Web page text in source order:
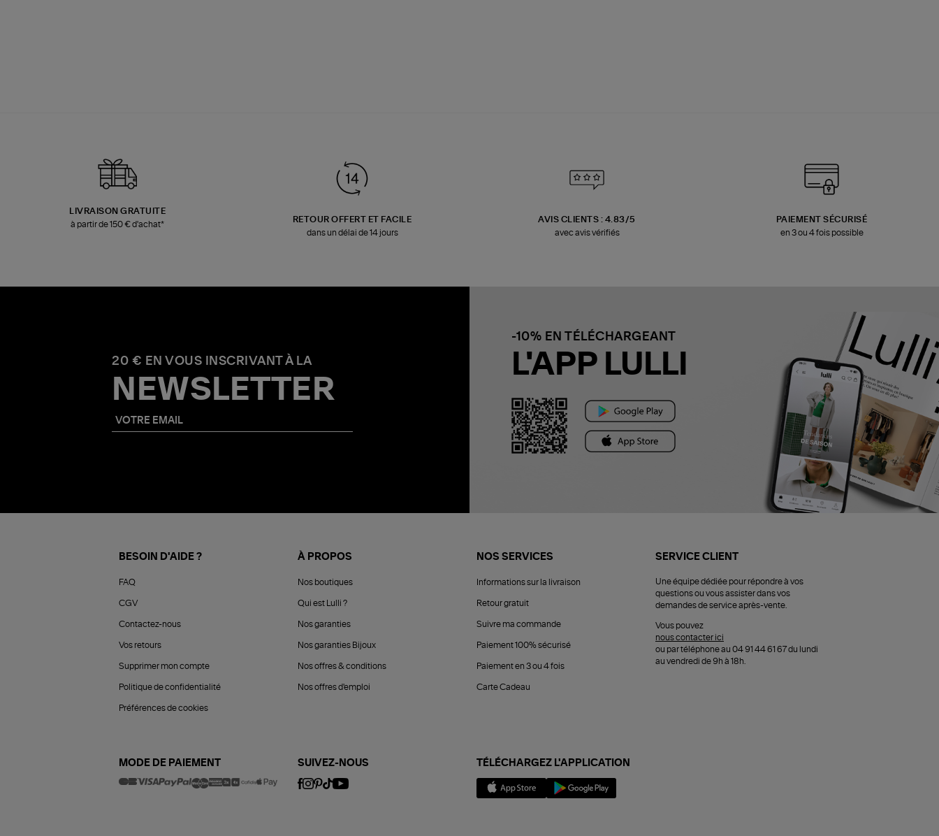
LIVRAISON GRATUITE
à partir de 150 € d'achat*
RETOUR OFFERT ET FACILE
dans un délai de 14 jours
AVIS CLIENTS : 4.83/5
avec avis vérifiés
PAIEMENT SÉCURISÉ
en 3 ou 4 fois possible
20 € EN VOUS INSCRIVANT À LA
NEWSLETTER
-10% EN TÉLÉCHARGEANT
L'APP LULLI
BESOIN D'AIDE ?
FAQ
CGV
Contactez-nous
Vos retours
Supprimer mon compte
Politique de confidentialité
Préférences de cookies
À PROPOS
Nos boutiques
Qui est Lulli ?
Nos garanties
Nos garanties Bijoux
Nos offres & conditions
Nos offres d'emploi
NOS SERVICES
Informations sur la livraison
Retour gratuit
Suivre ma commande
Paiement 100% sécurisé
Paiement en 3 ou 4 fois
Carte Cadeau
SERVICE CLIENT
Une équipe dédiée pour répondre à vos
questions ou vous assister dans vos
demandes de service après-vente.
Vous pouvez
nous contacter ici
ou par téléphone au 04 91 44 61 67 du lundi
au vendredi de 9h à 18h.
MODE DE PAIEMENT SUIVEZ-NOUS TÉLÉCHARGEZ L'APPLICATION